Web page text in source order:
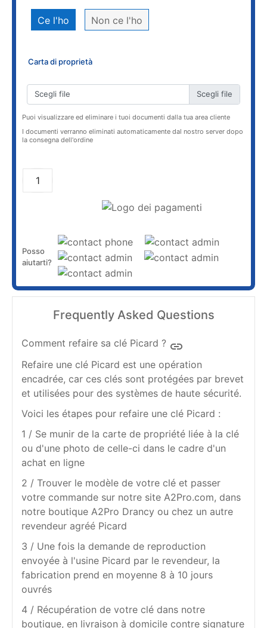
Ce l'ho Non ce l'ho
Carta di proprietà
Scegli file
Puoi visualizzare ed eliminare i tuoi documenti dalla tua area cliente
I documenti verranno eliminati automaticamente dal nostro server dopo
la consegna dell'ordine
Posso
aiutarti?
Frequently Asked Questions
Comment refaire sa clé Picard ? insert_link
Refaire une clé Picard est une opération
encadrée, car ces clés sont protégées par brevet
et utilisées pour des systèmes de haute sécurité.
Voici les étapes pour refaire une clé Picard :
1 / Se munir de la carte de propriété liée à la clé
ou d'une photo de celle-ci dans le cadre d'un
achat en ligne
2 / Trouver le modèle de votre clé et passer
votre commande sur notre site A2Pro.com, dans
notre boutique A2Pro Drancy ou chez un autre
revendeur agréé Picard
3 / Une fois la demande de reproduction
envoyée à l'usine Picard par le revendeur, la
fabrication prend en moyenne 8 à 10 jours
ouvrés
4 / Récupération de votre clé dans notre
boutique, en livraison à domicile contre signature